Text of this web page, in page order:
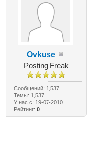
Ovkuse
Posting Freak
Сообщений: 1,537
Темы: 1,537
У нас с: 19-07-2010
Рейтинг: 0